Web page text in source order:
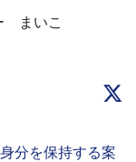
まいこ
分を保持する案